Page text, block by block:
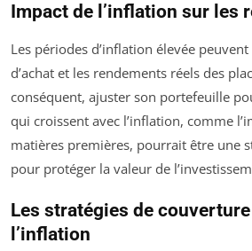
Impact de l’inflation sur les
Les périodes d’inflation élevée
d’achat et les rendements réels des
conséquent, ajuster son portefeuille
qui croissent avec l’inflation, comme
matières premières, pourrait être une
pour protéger la valeur de
Les stratégies de
l’inflation